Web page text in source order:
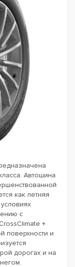
Автошина
как летняя
с
+
поверхности и
дорогах и на